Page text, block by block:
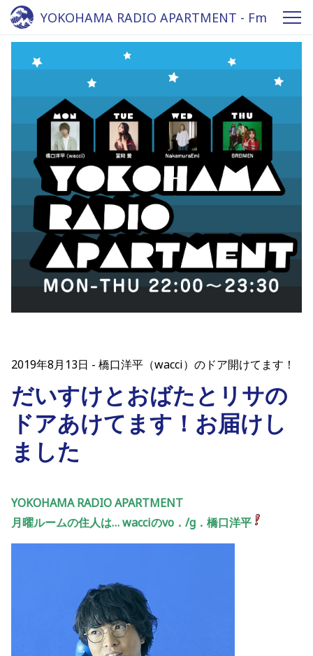
YOKOHAMA RADIO APARTMENT - Fm
yokohama 84.7
2019年8月13日 橋口洋平（wacci）のドア開けてます！
だいすけとおばたとリサの
ドアあけてます！お届けし
ました
YOKOHAMA RADIO APARTMENT
月曜ルームの住人は… wacciのvo．/g．橋口洋平